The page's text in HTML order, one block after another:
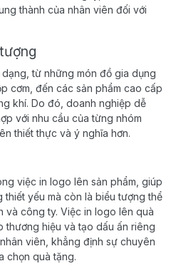
thành của nhân viên đối với
từ những món đồ gia dụng
cơm, đến các sản phẩm cao cấp
khí. Do đó, doanh nghiệp dễ
với nhu cầu của từng nhóm
thiết thực và ý nghĩa hơn.
việc in logo lên sản phẩm, giúp
yếu mà còn là biểu tượng thể
và công ty. Việc in logo lên quà
thương hiệu và tạo dấu ấn riêng
viên, khẳng định sự chuyên
chọn quà tặng.